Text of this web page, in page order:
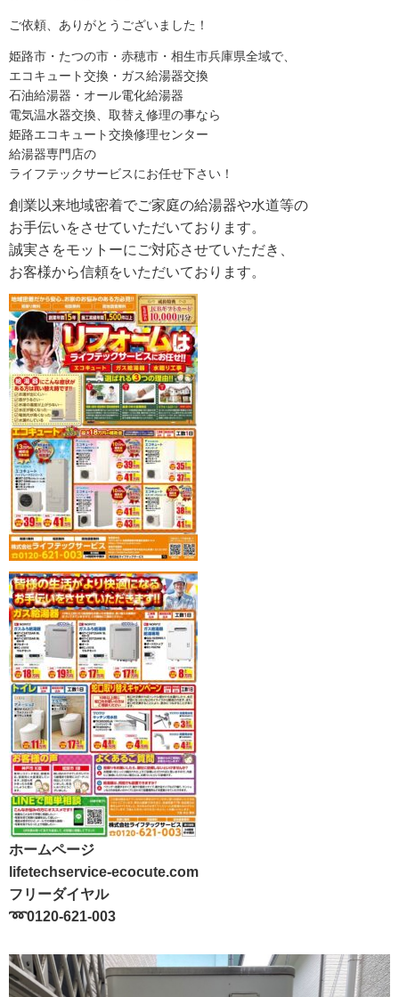
ご依頼、ありがとうございました！
姫路市・たつの市・赤穂市・相生市兵庫県全域で、
エコキュート交換・ガス給湯器交換
石油給湯器・オール電化給湯器
電気温水器交換、取替え修理の事なら
姫路エコキュート交換修理センター
給湯器専門店の
ライフテックサービスにお任せ下さい！
創業以来地域密着でご家庭の給湯器や水道等の
お手伝いをさせていただいております。
誠実さをモットーにご対応させていただき、
お客様から信頼をいただいております。
ホームページ
lifetechservice-ecocute.com
フリーダイヤル
➿0120-621-003